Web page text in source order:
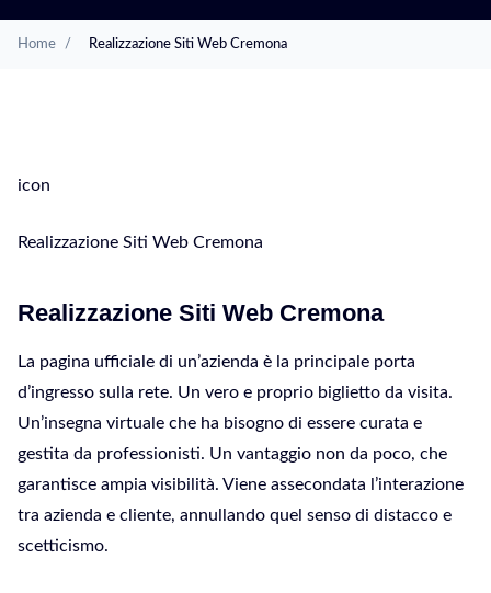
Home / Realizzazione Siti Web Cremona
icon
Realizzazione Siti Web Cremona
Realizzazione Siti Web Cremona
La pagina ufficiale di un’azienda è la principale porta
d’ingresso sulla rete. Un vero e proprio biglietto da visita.
Un’insegna virtuale che ha bisogno di essere curata e
gestita da professionisti. Un vantaggio non da poco, che
garantisce ampia visibilità. Viene assecondata l’interazione
tra azienda e cliente, annullando quel senso di distacco e
scetticismo.